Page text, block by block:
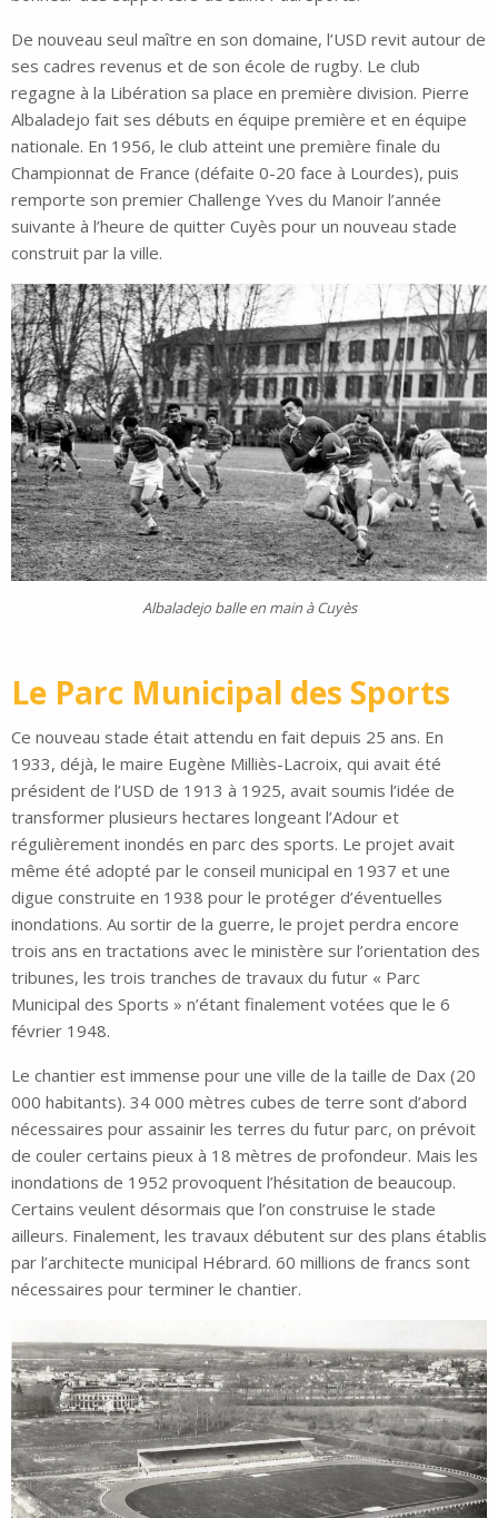
De nouveau seul maître en son domaine, l’USD revit autour de
ses cadres revenus et de son école de rugby. Le club
regagne à la Libération sa place en première division. Pierre
Albaladejo fait ses débuts en équipe première et en équipe
nationale. En 1956, le club atteint une première finale du
Championnat de France (défaite 0-20 face à Lourdes), puis
remporte son premier Challenge Yves du Manoir l’année
suivante à l’heure de quitter Cuyès pour un nouveau stade
construit par la ville.
Albaladejo balle en main à Cuyès
Le Parc Municipal des Sports
Ce nouveau stade était attendu en fait depuis 25 ans. En
1933, déjà, le maire Eugène Milliès-Lacroix, qui avait été
président de l’USD de 1913 à 1925, avait soumis l’idée de
transformer plusieurs hectares longeant l’Adour et
régulièrement inondés en parc des sports. Le projet avait
même été adopté par le conseil municipal en 1937 et une
digue construite en 1938 pour le protéger d’éventuelles
inondations. Au sortir de la guerre, le projet perdra encore
trois ans en tractations avec le ministère sur l’orientation des
tribunes, les trois tranches de travaux du futur « Parc
Municipal des Sports » n’étant finalement votées que le 6
février 1948.
Le chantier est immense pour une ville de la taille de Dax (20
000 habitants). 34 000 mètres cubes de terre sont d’abord
nécessaires pour assainir les terres du futur parc, on prévoit
de couler certains pieux à 18 mètres de profondeur. Mais les
inondations de 1952 provoquent l’hésitation de beaucoup.
Certains veulent désormais que l’on construise le stade
ailleurs. Finalement, les travaux débutent sur des plans établis
par l’architecte municipal Hébrard. 60 millions de francs sont
nécessaires pour terminer le chantier.